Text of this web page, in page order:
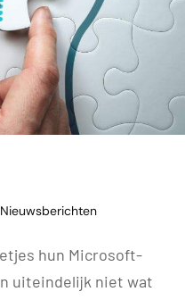
Nieuwsberichten
hun Microsoft-
uiteindelijk niet wat